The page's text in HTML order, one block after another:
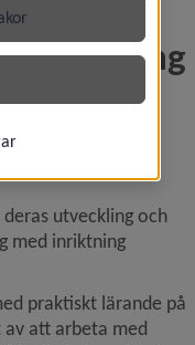
- inriktning
utveckling och
med inriktning
praktiskt lärande på
att arbeta med